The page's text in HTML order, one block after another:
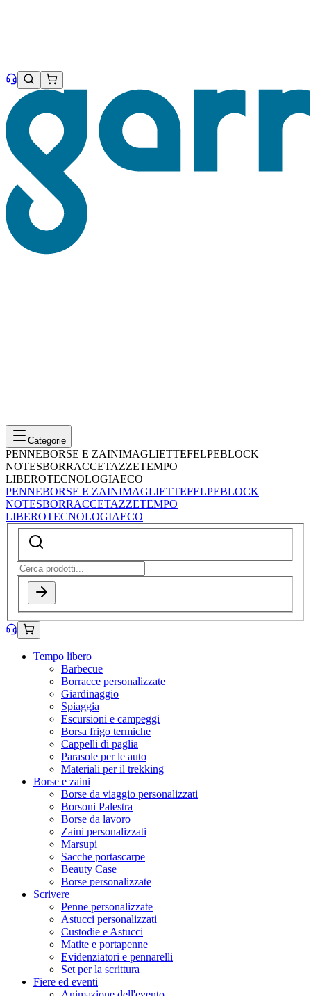
Categorie
PENNEBORSE E ZAINIMAGLIETTEFELPEBLOCK
NOTESBORRACCETAZZETEMPO
LIBEROTECNOLOGIAECO
PENNEBORSE E ZAINIMAGLIETTEFELPEBLOCK
NOTESBORRACCETAZZETEMPO
LIBEROTECNOLOGIAECO
Tempo libero
Barbecue
Borracce personalizzate
Giardinaggio
Spiaggia
Escursioni e campeggi
Borsa frigo termiche
Cappelli di paglia
Parasole per le auto
Materiali per il trekking
Borse e zaini
Borse da viaggio personalizzati
Borsoni Palestra
Borse da lavoro
Zaini personalizzati
Marsupi
Sacche portascarpe
Beauty Case
Borse personalizzate
Scrivere
Penne personalizzate
Astucci personalizzati
Custodie e Astucci
Matite e portapenne
Evidenziatori e pennarelli
Set per la scrittura
Fiere ed eventi